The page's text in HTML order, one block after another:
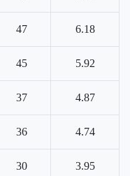
47 6.18
45 5.92
37 4.87
36 4.74
30 3.95